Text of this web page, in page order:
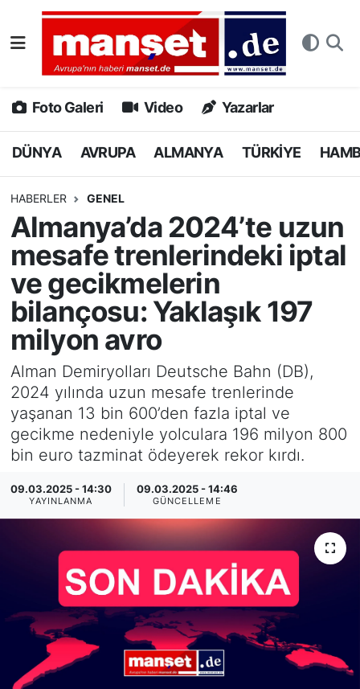
Foto Galeri Video Yazarlar
DÜNYA AVRUPA ALMANYA TÜRKİYE
HABERLER GENEL
Almanya’da 2024’te uzun
mesafe trenlerindeki iptal
ve gecikmelerin
bilançosu: Yaklaşık 197
milyon avro
Alman Demiryolları Deutsche Bahn (DB),
2024 yılında uzun mesafe trenlerinde
yaşanan 13 bin 600’den fazla iptal ve
gecikme nedeniyle yolculara 196 milyon 800
bin euro tazminat ödeyerek rekor kırdı.
09.03.2025 - 14:30
YAYINLANMA
09.03.2025 - 14:46
GÜNCELLEME
DÜNYA
AVRUPA
ALMANYA
HAMBURG
SPOR
DEUTSCH
EKONOMİ
SİYASET
SAĞLIK
Nöbetçi Eczaneler
Hava Durumu
Namaz Vakitleri
Puan Durumu ve Fikstür
Tüm Manşetler
Son Dakika Haberleri
Haber Arşivi